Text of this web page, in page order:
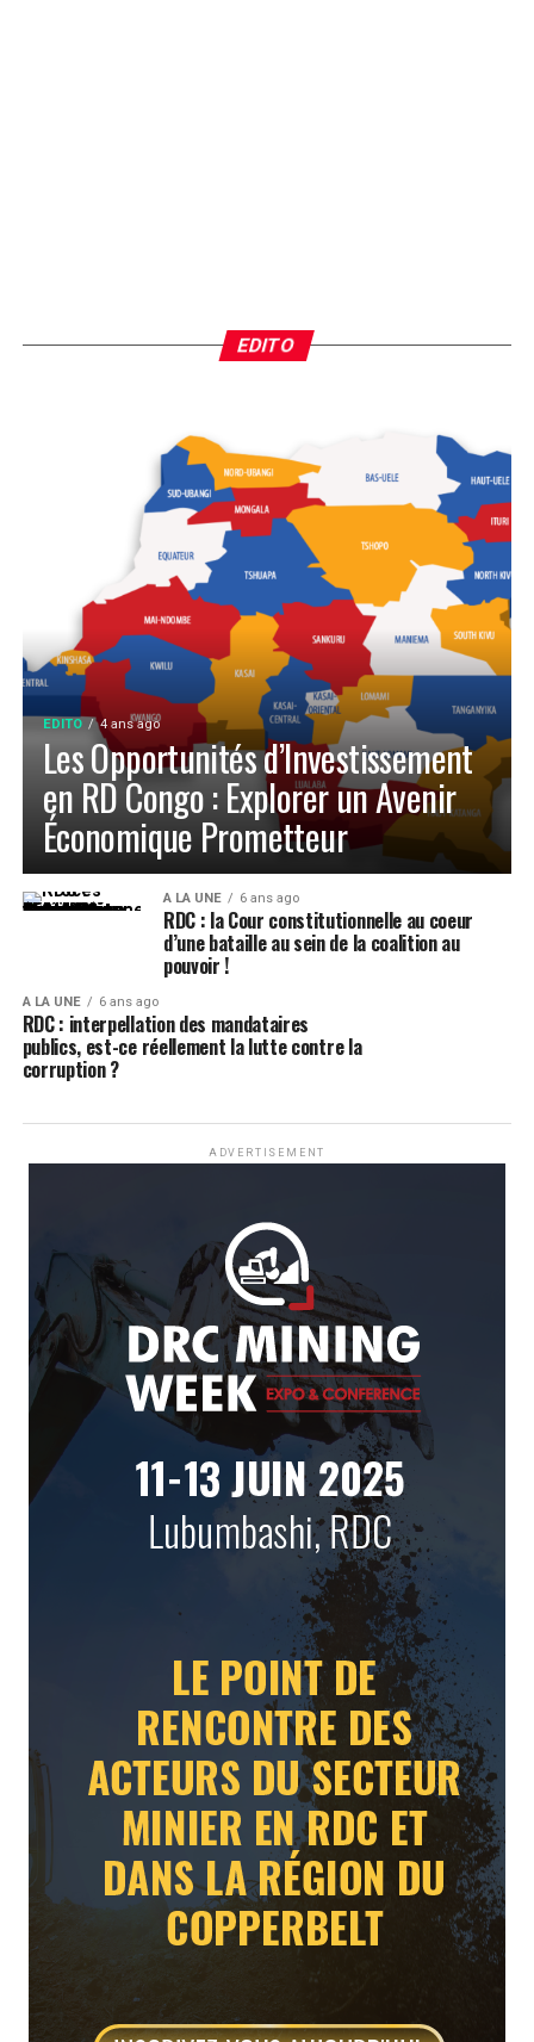
EDITO
EDITO 4 ans ago
Les Opportunités d’Investissement
en RD Congo : Explorer un Avenir
Économique Prometteur
A LA UNE 6 ans ago
RDC : la Cour constitutionnelle au coeur
d’une bataille au sein de la coalition au
pouvoir !
A LA UNE 6 ans ago
RDC : interpellation des mandataires
publics, est-ce réellement la lutte contre la
corruption ?
ADVERTISEMENT